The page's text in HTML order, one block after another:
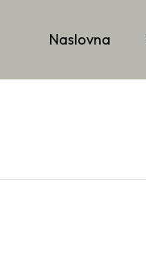
Naslovna